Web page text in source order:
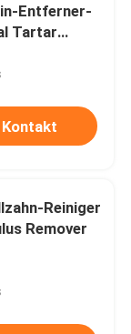
Entferner-
Tartar
Kontakt
Reiniger
Remover